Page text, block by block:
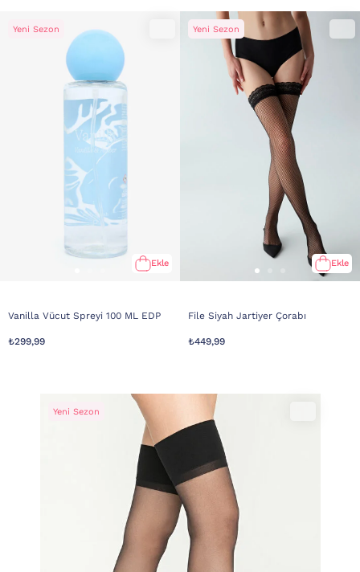
Yeni Sezon
Ekle
Vanilla Vücut Spreyi 100 ML EDP
₺299,99
Yeni Sezon
Ekle
File Siyah Jartiyer Çorabı
₺449,99
Yeni Sezon